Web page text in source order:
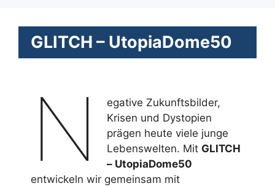
GLITCH – UtopiaDome50
N
egative Zukunftsbilder,
Krisen und Dystopien
prägen heute viele junge
Lebenswelten. Mit GLITCH
– UtopiaDome50
entwickeln wir gemeinsam mit